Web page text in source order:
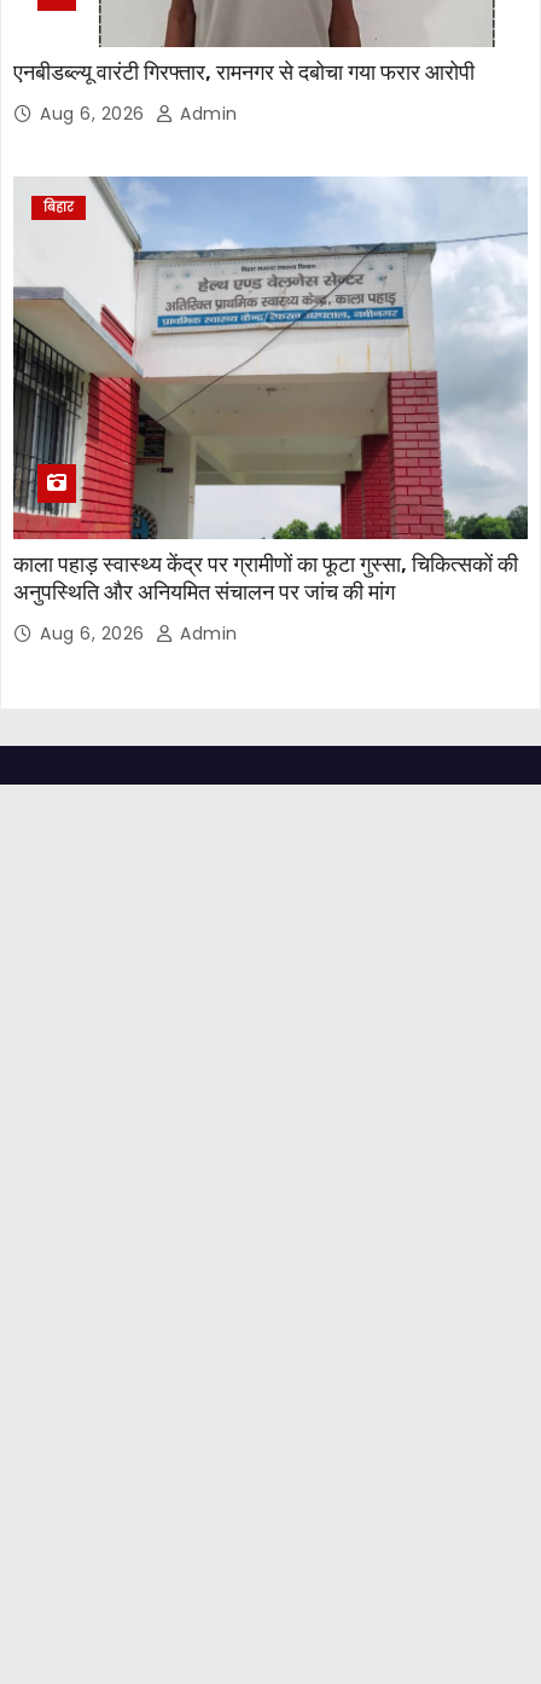
एनबीडब्ल्यू वारंटी गिरफ्तार, रामनगर से दबोचा गया फरार आरोपी
Aug 6, 2026 Admin
बिहार
काला पहाड़ स्वास्थ्य केंद्र पर ग्रामीणों का फूटा गुस्सा, चिकित्सकों की
अनुपस्थिति और अनियमित संचालन पर जांच की मांग
Aug 6, 2026 Admin